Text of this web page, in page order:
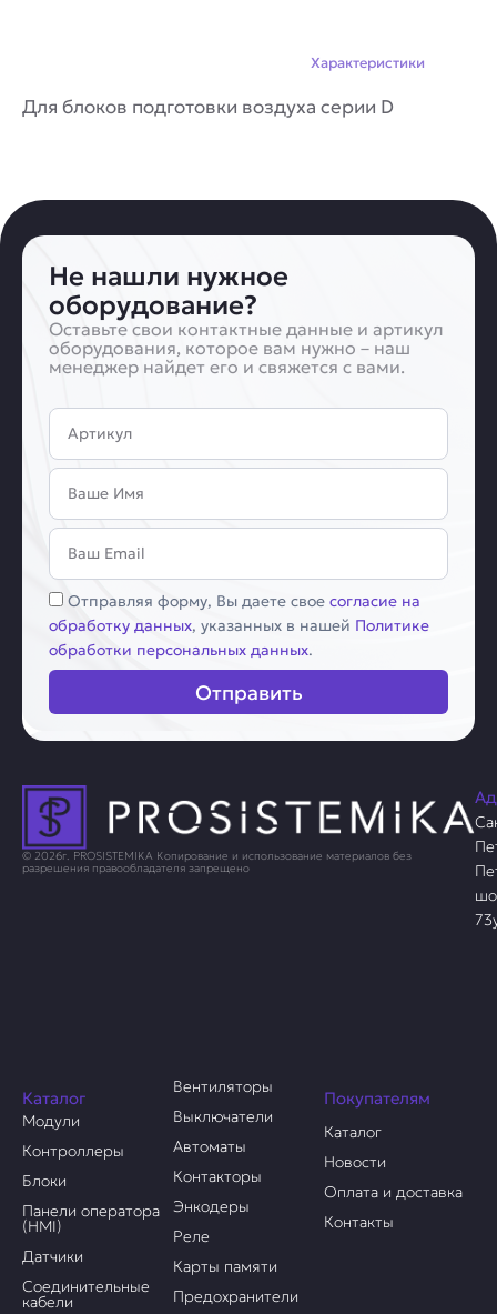
Характеристики
Для блоков подготовки воздуха серии D
Не нашли нужное
оборудование?
Оставьте свои контактные данные и артикул
оборудования, которое вам нужно – наш
менеджер найдет его и свяжется с вами.
Артикул
Имя
Email
Соглашение
Отправляя форму, Вы даете свое согласие на
обработку данных, указанных в нашей Политике
обработки персональных данных.
Отправить
© 2026г. PROSISTEMIKA Копирование и использование материалов без
разрешения правообладателя запрещено
Каталог
Модули
Контроллеры
Блоки
Панели оператора
(HMI)
Датчики
Соединительные
кабели
Вентиляторы
Выключатели
Автоматы
Контакторы
Энкодеры
Реле
Карты памяти
Предохранители
Покупателям
Каталог
Новости
Оплата и доставка
Контакты